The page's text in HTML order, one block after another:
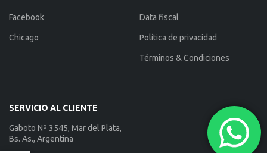
Facebook
Chicago
Data fiscal
Política de privacidad
Términos & Condiciones
SERVICIO AL CLIENTE
Gaboto Nº 3545, Mar del Plata,
Bs. As., Argentina